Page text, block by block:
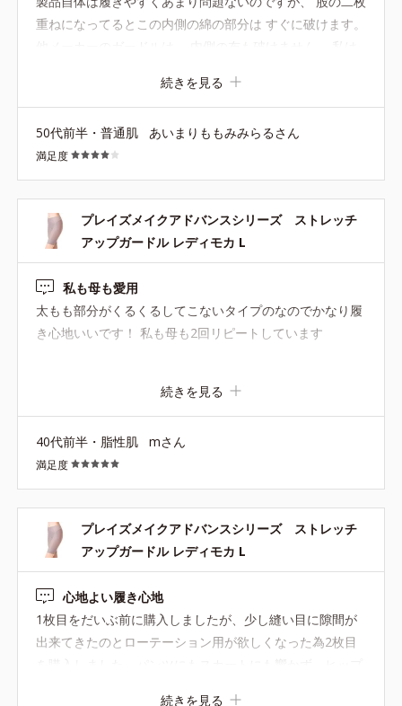
重ねになってるとこの内側の綿の部分は すぐに破けます。
他メーカーのガードルは、 内側の布も破けません。 私は
かるのですが、 1ヵ月位でそうなります。2 、3日に1回履
くと カウントしてです。そこが嫌で次を買うのをためらい
ます、もう少し改良してほしいです。
続きを見る
50代前半・普通肌 あいまりももみみらるさん
満足度
プレイズメイクアドバンスシリーズ ストレッチ
アップガードル レディモカ L
私も母も愛用
太もも部分がくるくるしてこないタイプのなのでかなり履
き心地いいです！ 私も母も2回リピートしています
続きを見る
40代前半・脂性肌 mさん
満足度
プレイズメイクアドバンスシリーズ ストレッチ
アップガードル レディモカ L
心地よい履き心地
1枚目をだいぶ前に購入しましたが、少し縫い目に隙間が
出来てきたのとローテーション用が欲しくなった為2枚目
続きを見る